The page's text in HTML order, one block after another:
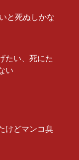
と死ぬしかな
たい、死にた
い
けどマンコ臭